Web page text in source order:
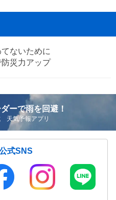
ないために
災力アップ
ーで雨を回避！
天気予報アプリ
式SNS